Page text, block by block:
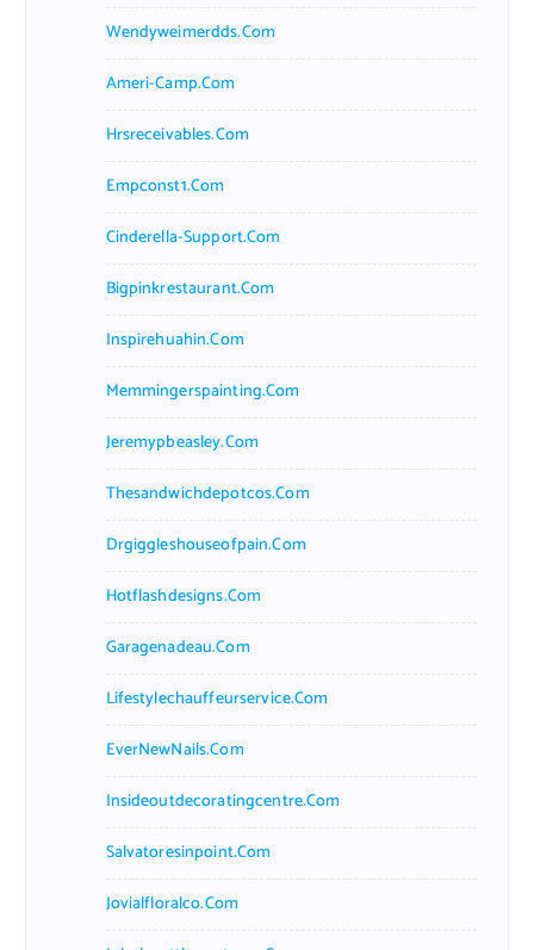
Wendyweimerdds.com
Ameri-Camp.com
Hrsreceivables.com
Empconst1.com
Cinderella-Support.com
Bigpinkrestaurant.com
Inspirehuahin.com
Memmingerspainting.com
Jeremypbeasley.com
Thesandwichdepotcos.com
Drgiggleshouseofpain.com
Hotflashdesigns.com
Garagenadeau.com
Lifestylechauffeurservice.com
EverNewNails.com
Insideoutdecoratingcentre.com
Salvatoresinpoint.com
Jovialfloralco.com